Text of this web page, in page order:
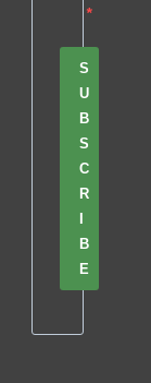
S
U
B
S
C
R
B
E